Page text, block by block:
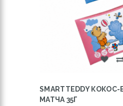
SMARTTEDDY
МАТЧА 35Г